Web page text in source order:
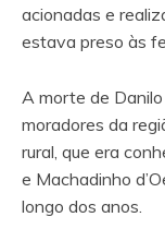
acionadas e
estava preso às
A morte de
moradores da
rural, que era
e Machadinho
longo dos anos.